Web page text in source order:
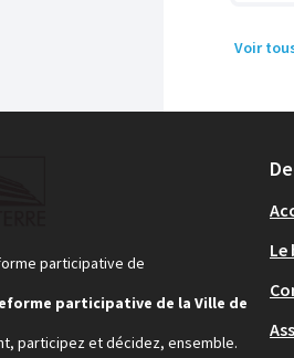
Voir
participative de
participative de la Ville de
participez et décidez, ensemble.